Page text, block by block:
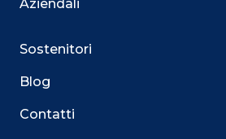
Aziendali
Sostenitori
Blog
Contatti